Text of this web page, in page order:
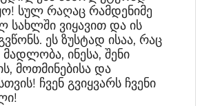
სულ რაღაც რამდენიმე
სახლში ვიყავით და ის
ეს ზუსტად ისაა, რაც
ინესა, შენი
მოთმინებისა და
ჩვენ გვიყვარს ჩვენი